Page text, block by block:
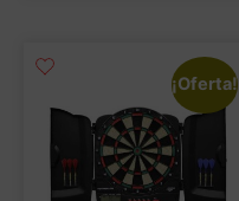
¡Oferta!